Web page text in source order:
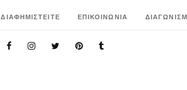
ΔΙΑΦΗΜΙΣΤΕΙΤΕ ΕΠΙΚΟΙΝΩΝΙΑ